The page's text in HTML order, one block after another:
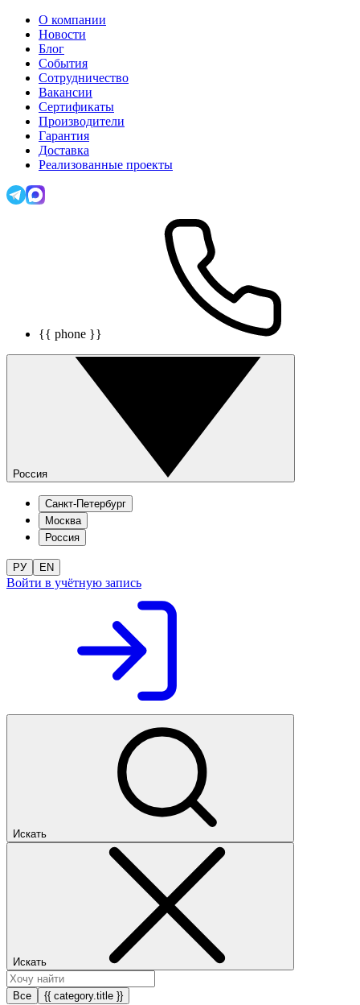
О компании
Новости
Блог
События
Сотрудничество
Вакансии
Сертификаты
Производители
Гарантия
Доставка
Реализованные проекты
{{ phone }}
Россия
Санкт-Петербург
Москва
Россия
РУ EN
Войти в учётную запись
Искать
Искать
Все {{ category.title }}